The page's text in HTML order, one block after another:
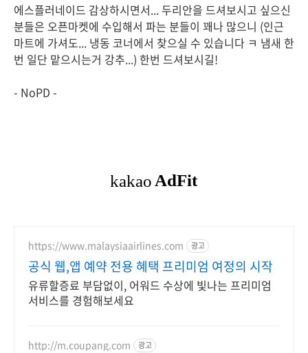
에스플러네이드 감상하시면서... 두리안을 드셔보시고 싶으신
분들은 오픈마켓에 수입해서 파는 분들이 꽤나 많으니 (인근
마트에 가셔도... 냉동 코너에서 찾으실 수 있습니다 ㅋ 냄새 한
번 일단 맡으시는거 강추...) 한번 드셔보시길!
- NoPD -
https://www.malaysiaairlines.com 광고
공식 웹,앱 예약 전용 혜택 프리미엄 여정의 시작
유류할증료 부담없이, 어워드 수상에 빛나는 프리미엄
서비스를 경험해보세요
http://m.coupang.com 광고